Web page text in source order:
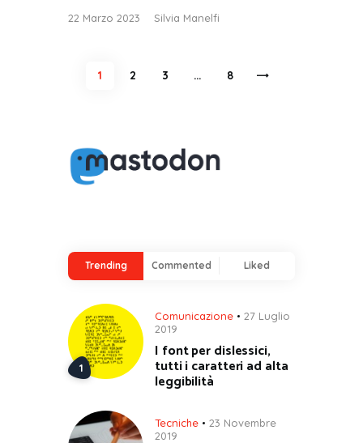
22 Marzo 2023 Silvia Manelfi
Paginazione
PAGE
1 PAGE
2 PAGE
3 … PAGE
8
Trending Commented Liked
Comunicazione
27 Luglio
2019
I font per dislessici,
tutti i caratteri ad alta
leggibilità
Tecniche
23 Novembre
2019